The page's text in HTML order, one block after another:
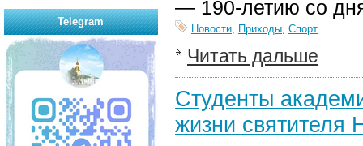
— 190-летию со
Новости, Приходы, Спорт
Читать дальше
Студенты
жизни святителя
Telegram